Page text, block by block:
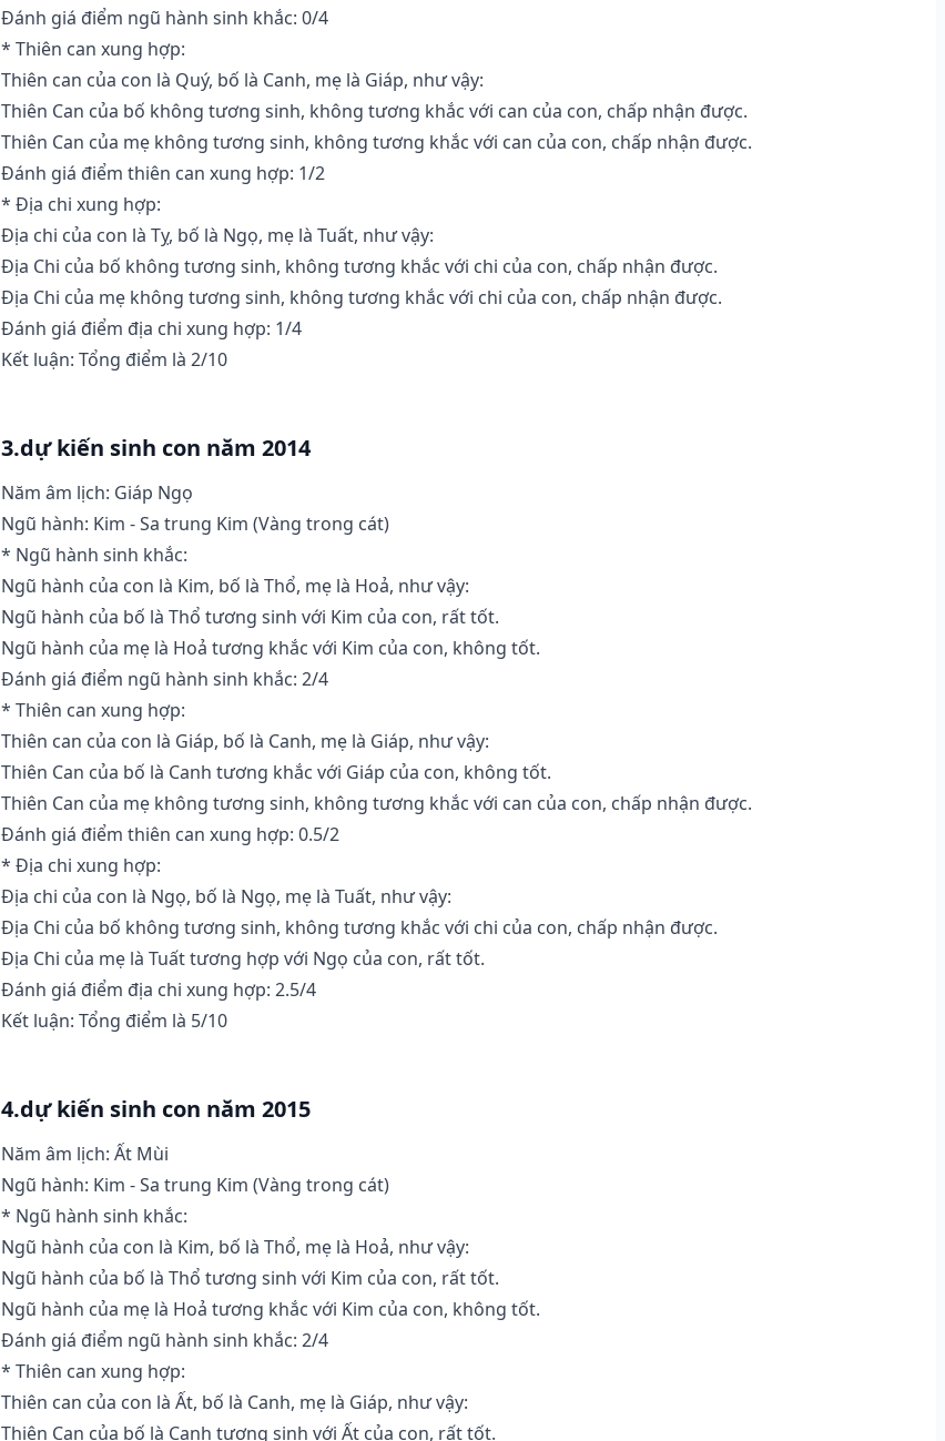
Đánh giá điểm ngũ hành sinh khắc: 0/4
* Thiên can xung hợp:
Thiên can của con là Quý, bố là Canh, mẹ là Giáp, như vậy:
Thiên Can của bố không tương sinh, không tương khắc với can của con, chấp nhận được.
Thiên Can của mẹ không tương sinh, không tương khắc với can của con, chấp nhận được.
Đánh giá điểm thiên can xung hợp: 1/2
* Địa chi xung hợp:
Địa chi của con là Tỵ, bố là Ngọ, mẹ là Tuất, như vậy:
Địa Chi của bố không tương sinh, không tương khắc với chi của con, chấp nhận được.
Địa Chi của mẹ không tương sinh, không tương khắc với chi của con, chấp nhận được.
Đánh giá điểm địa chi xung hợp: 1/4
Kết luận: Tổng điểm là 2/10
3.dự kiến sinh con năm 2014
Năm âm lịch: Giáp Ngọ
Ngũ hành: Kim - Sa trung Kim (Vàng trong cát)
* Ngũ hành sinh khắc:
Ngũ hành của con là Kim, bố là Thổ, mẹ là Hoả, như vậy:
Ngũ hành của bố là Thổ tương sinh với Kim của con, rất tốt.
Ngũ hành của mẹ là Hoả tương khắc với Kim của con, không tốt.
Đánh giá điểm ngũ hành sinh khắc: 2/4
* Thiên can xung hợp:
Thiên can của con là Giáp, bố là Canh, mẹ là Giáp, như vậy:
Thiên Can của bố là Canh tương khắc với Giáp của con, không tốt.
Thiên Can của mẹ không tương sinh, không tương khắc với can của con, chấp nhận được.
Đánh giá điểm thiên can xung hợp: 0.5/2
* Địa chi xung hợp:
Địa chi của con là Ngọ, bố là Ngọ, mẹ là Tuất, như vậy:
Địa Chi của bố không tương sinh, không tương khắc với chi của con, chấp nhận được.
Địa Chi của mẹ là Tuất tương hợp với Ngọ của con, rất tốt.
Đánh giá điểm địa chi xung hợp: 2.5/4
Kết luận: Tổng điểm là 5/10
4.dự kiến sinh con năm 2015
Năm âm lịch: Ất Mùi
Ngũ hành: Kim - Sa trung Kim (Vàng trong cát)
* Ngũ hành sinh khắc:
Ngũ hành của con là Kim, bố là Thổ, mẹ là Hoả, như vậy:
Ngũ hành của bố là Thổ tương sinh với Kim của con, rất tốt.
Ngũ hành của mẹ là Hoả tương khắc với Kim của con, không tốt.
Đánh giá điểm ngũ hành sinh khắc: 2/4
* Thiên can xung hợp:
Thiên can của con là Ất, bố là Canh, mẹ là Giáp, như vậy:
Thiên Can của bố là Canh tương sinh với Ất của con, rất tốt.